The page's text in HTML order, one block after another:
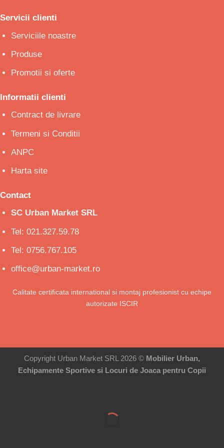
Servicii clienti
Serviciile noastre
Produse
Promotii si oferte
Informatii clienti
Contract de livrare
Termeni si Conditii
ANPC
Harta site
Contact
SC Urban Market SRL
Tel: 021.327.59.78
Tel: 0756.767.105
office@urban-market.ro
Calitate certificata international si montaj profesionist cu echipe
autorizate ISCIR
Copyright Urban Market SRL 2026 © Mobilier Urban,
Echipamente Sportive si Locuri de Joaca pentru Copii